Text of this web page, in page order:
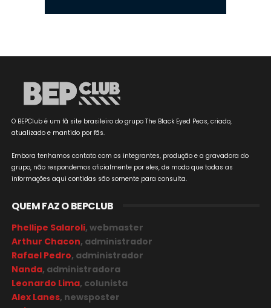
O BEPClub é um fã site brasileiro do grupo The Black Eyed Peas, criado,
atualizado e mantido por fãs.
Embora tenhamos contato com os integrantes, produção e a gravadora do
grupo, não respondemos oficialmente por eles, de modo que todas as
informações aqui contidas são somente para consulta.
QUEM FAZ O BEPCLUB
Phellipe Salaroli, webmaster
Arthur Chacon, administrador
Rafael Pedro, administrador
Nanda, administradora
Leonardo Lima, colunista
Alex Lanes, newsposter